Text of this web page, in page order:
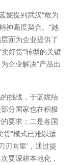
妮提到武汉“敢为
神高度契合。”她
面为企业提供了
好货”转型的关键
企业解决“产品出
挑战，于蓝妮结
分国家也在积极
要求；二是各国
货”模式已难以适
刃向里’，通过提
要深耕本地化，